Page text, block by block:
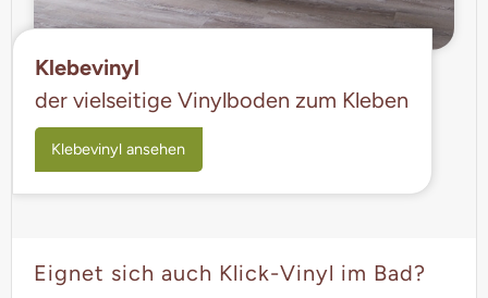
Klebevinyl
der vielseitige Vinylboden zum Kleben
Klebevinyl ansehen
Eignet sich auch Klick-Vinyl im Bad?